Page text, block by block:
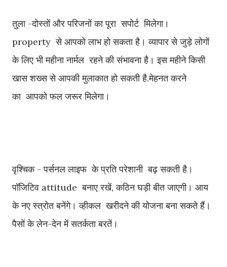
तुला -दोस्तों और परिजनों का पूरा सपोर्ट मिलेगा।
property से आपको लाभ हो सकता है। व्यापार से जुड़े लोगों
के लिए भी महीना नार्मल रहने की संभावना है। इस महीने किसी
खास शख्स से आपकी मुलाकात हो सकती है.मेहनत करने
का आपको फल जरूर मिलेगा।
वृश्चिक - पर्सनल लाइफ के प्रति परेशानी बढ़ सकती है।
पॉजिटिव attitude बनाए रखें, कठिन घड़ी बीत जाएगी। आय
के नए स्त्रोत बनेंगे। व्हीकल खरीदने की योजना बना सकते हैं।
पैसों के लेन-देन में सतर्कता बरतें।